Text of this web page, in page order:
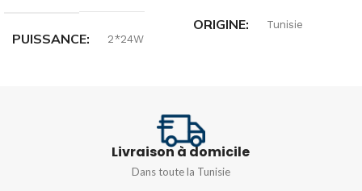
PUISSANCE 2*24W
ORIGINE Tunisie
TEMPÉRATURE DE
COULEUR CORRÉLÉ
8000 K
Livraison à domicile
Dans toute la Tunisie